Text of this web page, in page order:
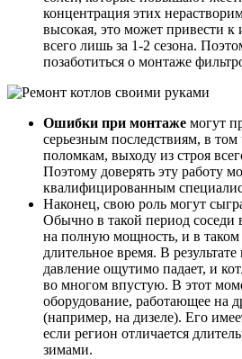
концентрация этих
высокая, это может привести к
всего лишь за 1-2 сезона.
позаботиться о монтаже
Ошибки при монтаже могут
серьезным последствиям, в
поломкам, выходу из строя
Поэтому доверять эту работу
квалифицированным
Наконец, свою роль могут
Обычно в такой период соседи
на полную мощность, и в таком
длительное время. В
давление ощутимо падает, и
во многом впустую. В этот
оборудование, работающее на
(например, на дизеле). Его
если регион отличается
зимами.